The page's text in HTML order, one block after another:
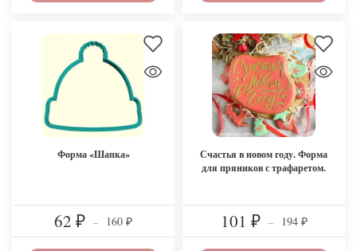
Форма «Шапка»
62 ₽ – 160 ₽
Счастья в новом году. Форма
для пряников с трафаретом.
101 ₽ – 194 ₽